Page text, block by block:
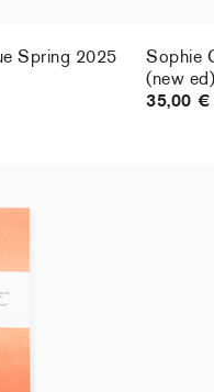
Spring 2025
Sophie
(new ed)
35,00 €